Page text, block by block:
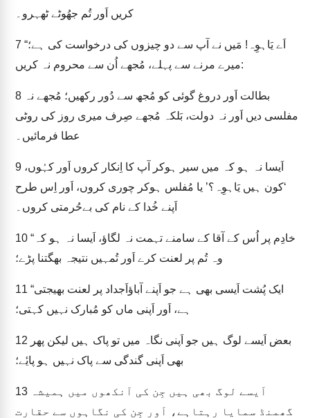
کریں اَور تُم جھُوٹے ٹھہرو۔
7 “اَے یَاہوِہ! مَیں نے آپ سے دو چیزوں کی درخواست کی ہے؛
میرے مرنے سے پہلے، مُجھے اُن سے محروم نہ کریں:
8
مفلسی دیں اَور نہ دولت، بَلکہ مُجھے صِرف میری روز کی روٹی
عطا فرمائیں۔
9
‘کون ہیں یَاہوِہ؟’ یا مُفلس ہوکر چوری کروں، اَور اِس طرح
اَپنے خُدا کے نام کی بےحُرمتی کروں۔
10 “خادِم پر اُس کے آقا کے سامنے تہمت نہ لگاؤ، اَیسا نہ ہو کہ
وہ تُم پر لعنت کرے اَور تُمہیں نتیجہ بھگتنا پڑے؛
11 “ایک پُشت اَیسی بھی ہے جو اَپنے آباؤاَجداد پر لعنت بھیجتی
ہے، اَور اَپنی ماں کو مُبارک نہیں کہتی؛
12
بھی اَپنی گندگی سے پاک نہیں ہو پایٔے؛
13
گھمنڈ سمایا رہتاہے، اَور جِن کی نگاہوں سے حقارت